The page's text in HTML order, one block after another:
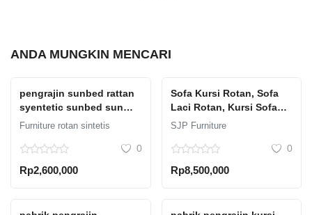
ANDA MUNGKIN MENCARI
pengrajin sunbed rattan
syentetic sunbed sun
lounger kursi santai
sintetis
Furniture rotan sintetis
0
Rp2,600,000
Sofa Kursi Rotan, Sofa
Laci Rotan, Kursi Sofa
Rotan, Kursi Tamu Dari
Tamu Minimalis Rotan
Rotan Dan Harga, Kursi
SJP Furniture
0
Rp8,500,000